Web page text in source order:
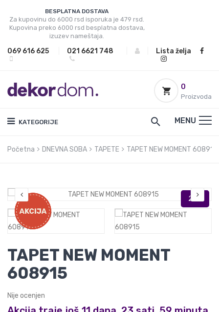
BESPLATNA DOSTAVA
Za kupovinu do 6000 rsd isporuka je 479 rsd.
Kupovina preko 6000 rsd besplatna dostava,
izuzev nameštaja.
069 616 625 021 6621 748 Lista želja
0
Proizvoda
KATEGORIJE MENU
Početna DNEVNA SOBA TAPETE TAPET NEW MOMENT 608915
TAPET NEW MOMENT
608915
Nije ocenjen